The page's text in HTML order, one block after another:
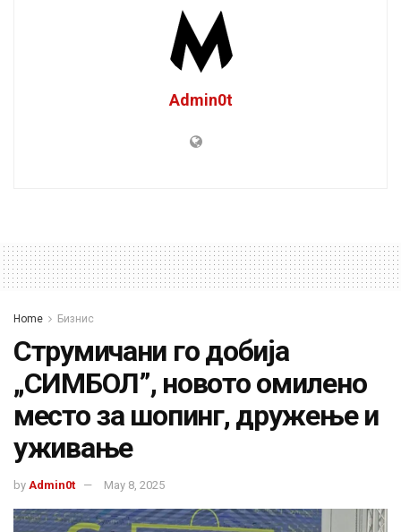
Admin0t
Home Бизнис
Струмичани го добија
„СИМБОЛ”, новото омилено
место за шопинг, дружење и
уживање
by Admin0t May 8, 2025